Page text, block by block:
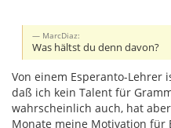
MarcDiaz:
Was hältst du denn davon?
Von einem Esperanto-Lehrer
daß ich kein Talent für
wahrscheinlich auch, hat
Monate meine Motivation für